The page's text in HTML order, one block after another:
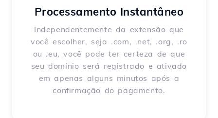
Processamento Instantâneo
Independentemente da extensão que
você escolher, seja .com, .net, .org, .ro
ou .eu, você pode ter certeza de que
seu domínio será registrado e ativado
em apenas alguns minutos após a
confirmação do pagamento.